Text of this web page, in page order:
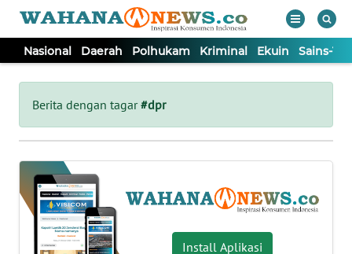
Nasional Daerah Polhukam Kriminal Ekuin Sains-
Berita dengan tagar#dpr
Install Aplikasi
Tutup
NASIONAL
DAERAH
POLHUKAM